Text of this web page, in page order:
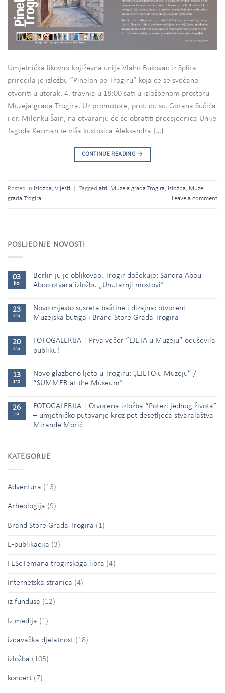
Umjetnička likovno-književna unija Vlaho Bukovac iz Splita
priredila je izložbu “Pinelon po Trogiru” koja će se svečano
otvoriti u utorak, 4. travnja u 18:00 sati u izložbenom prostoru
Muzeja grada Trogira. Uz promotore, prof. dr. sc. Gorana Sučića
i dr. Milenku Šain, na otvaranju će se obratiti predsjednica Unije
Jagoda Kecman te viša kustosica Aleksandra […]
CONTINUE READING →
Posted in izložba, Vijesti Tagged atrij Muzeja grada Trogira, izložba, Muzej
grada Trogira
Leave a comment
POSLJEDNJE NOVOSTI
03
kol
Berlin ju je oblikovao, Trogir dočekuje: Sandra Abou
Abdo otvara izložbu „Unutarnji mostovi”
23
srp
Novo mjesto susreta baštine i dizajna: otvoreni
Muzejska butiga i Brand Store Grada Trogira
20
srp
FOTOGALERIJA | Prva večer “LJETA u Muzeju” oduševila
publiku!
13
srp
Novo glazbeno ljeto u Trogiru: „LJETO u Muzeju” /
“SUMMER at the Museum”
26
lip
FOTOGALERIJA | Otvorena izložba “Potezi jednog života”
– umjetničko putovanje kroz pet desetljeća stvaralaštva
Mirande Morić
KATEGORIJE
Adventura (13)
Arheologija (9)
Brand Store Grada Trogira (1)
E-publikacija (3)
FESeTemana trogirskoga libra (4)
Internetska stranica (4)
iz fundusa (12)
Iz medija (1)
izdavačka djelatnost (18)
izložba (105)
koncert (7)